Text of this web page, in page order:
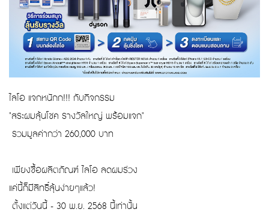
ไลโอ แจกหนักก!!! กับกิจกรรม
"สระผมลุ้นโชค รางวัลใหญ่ พร้อมแจก"
รวมมูลค่ากว่า 260,000 บาท
เพียงซื้อผลิตภัณฑ์ ไลโอ ลดผมร่วง
แค่นี้ก็มีสิทธิ์ลุ้นง่ายๆแล้ว!
ตั้งแต่วันนี้ - 30 พ.ย. 2568 นี้เท่านั้น